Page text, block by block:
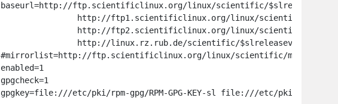
baseurl=http://ftp.scientificlinux.org/linux/scientific/$slreleasever/
#mirrorlist=http://ftp.scientificlinux.org/linux/scientific/mirrorlist/
enabled=1
gpgcheck=1
gpgkey=file:///etc/pki/rpm-gpg/RPM-GPG-KEY-sl file:///etc/pki/rpm-gpg/